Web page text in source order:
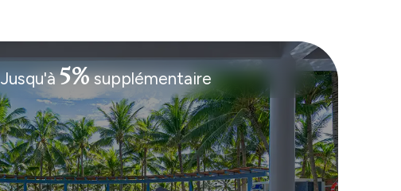
Jusqu'à5%supplémentaire